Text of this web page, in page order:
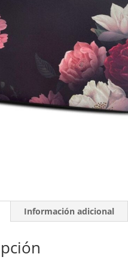
Información adicional